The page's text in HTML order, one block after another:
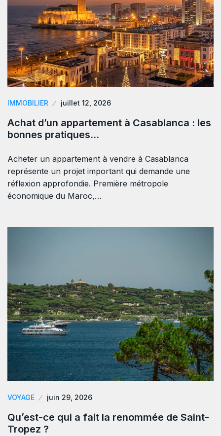
IMMOBILIER juillet 12, 2026
Achat d’un appartement à Casablanca : les
bonnes pratiques…
Acheter un appartement à vendre à Casablanca
représente un projet important qui demande une
réflexion approfondie. Première métropole
économique du Maroc,…
VOYAGE juin 29, 2026
Qu’est-ce qui a fait la renommée de Saint-
Tropez ?